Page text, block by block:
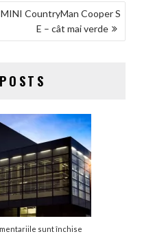
MINI CountryMan Cooper S
E – cât mai verde
sunt închise